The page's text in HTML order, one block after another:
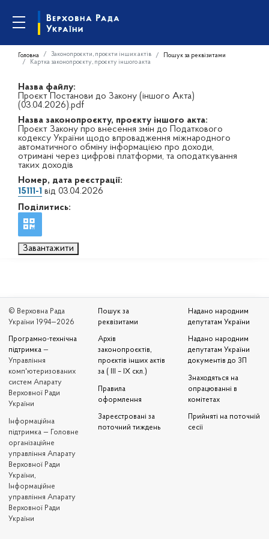
Головна Законопроєкти, проєкти інших актів
Пошук за реквізитами
Картка законопроєкту, проєкту іншого акта
Назва файлу:
Проєкт Постанови до Закону (іншого Акта)
(03.04.2026).pdf
Назва законопроєкту, проєкту іншого акта:
Проєкт Закону про внесення змін до Податкового
кодексу України щодо впровадження міжнародного
автоматичного обміну інформацією про доходи,
отримані через цифрові платформи, та оподаткування
таких доходів
Номер, дата реєстрації:
15111-1 від 03.04.2026
Поділитись:
Завантажити
© Верховна Рада
України 1994—2026
Програмно-технічна
підтримка —
Управління
комп'ютеризованих
систем Апарату
Верховної Ради
України
Iнформаційна
підтримка — Головне
організаційне
управління Апарату
Верховної Ради
України,
Інформаційне
управління Апарату
Верховної Ради
України
Пошук за
реквізитами
Архів
законопроєктів,
проєктів інших актів
за ( III – IX скл.)
Правила
оформлення
Зареєстровані за
поточний тиждень
Надано народним
депутатам України
Надано народним
депутатам України
документів до ЗП
Знаходяться на
опрацюванні в
комітетах
Прийняті на поточній
сесії